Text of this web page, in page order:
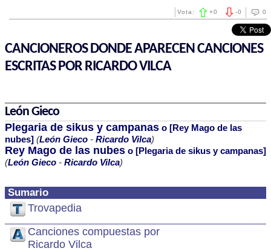
0
-0
Vota: +0
CANCIONEROS DONDE APARECEN CANCIONES
ESCRITAS POR RICARDO VILCA
Sumario
Trovapedia
Canciones compuestas por
Ricardo Vilca
León Gieco
Plegaria de sikus y campanas o [Rey Mago de las
nubes] (León Gieco - Ricardo Vilca)
Rey Mago de las nubes o [Plegaria de sikus y campanas]
(León Gieco - Ricardo Vilca)